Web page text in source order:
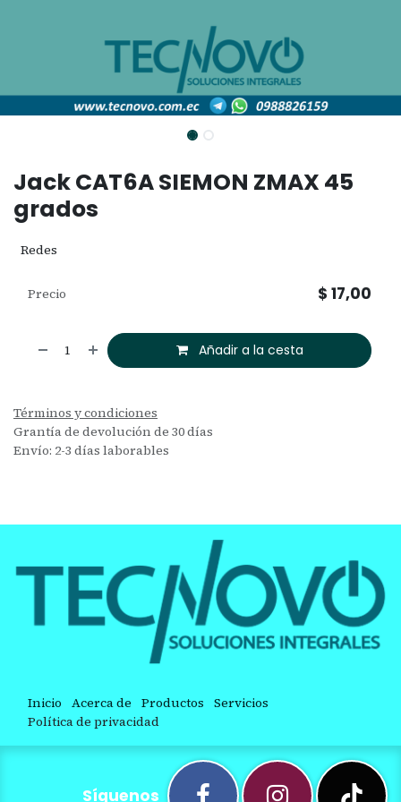
Jack CAT6A SIEMON ZMAX 45
grados
Redes
Añadir a la cesta
Precio $ 17,00
Términos y condiciones
Grantía de devolución de 30 días
Envío: 2-3 días laborables
Inicio Acerca de Productos Servicios
Política de privacidad
Síguenos